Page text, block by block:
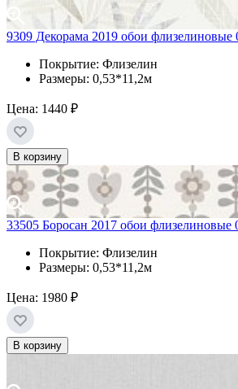
9309 Декорама 2019 обои флизелиновые
Покрытие: Флизелин
Размеры: 0,53*11,2м
Цена: 1440 ₽
В корзину
33505 Боросан 2017 обои флизелиновые
Покрытие: Флизелин
Размеры: 0,53*11,2м
Цена: 1980 ₽
В корзину